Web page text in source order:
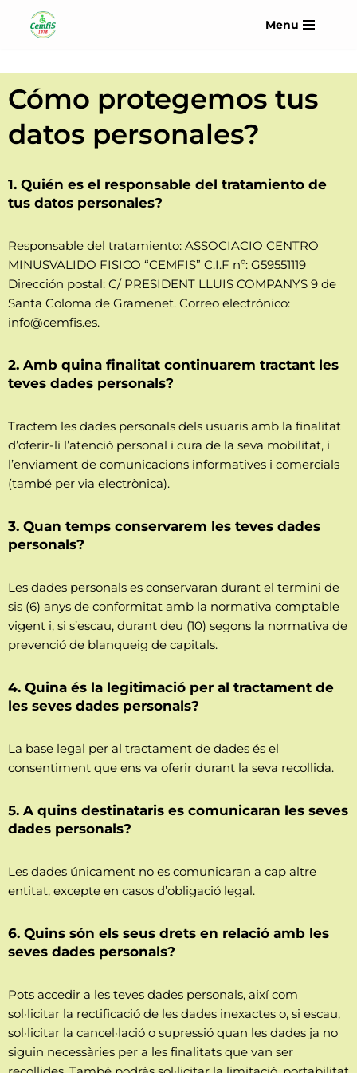
Saltar
Menu
Cómo protegemos tus
datos personales?
1. Quién es el responsable del tratamiento de
tus datos personales?
Responsable del tratamiento: ASSOCIACIO CENTRO
MINUSVALIDO FISICO “CEMFIS” C.I.F nº: G59551119
Dirección postal: C/ PRESIDENT LLUIS COMPANYS 9 de
Santa Coloma de Gramenet. Correo electrónico:
info@cemfis.es.
2. Amb quina finalitat continuarem tractant les
teves dades personals?
Tractem les dades personals dels usuaris amb la finalitat
d’oferir-li l’atenció personal i cura de la seva mobilitat, i
l’enviament de comunicacions informatives i comercials
(també per via electrònica).
3. Quan temps conservarem les teves dades
personals?
Les dades personals es conservaran durant el termini de
sis (6) anys de conformitat amb la normativa comptable
vigent i, si s’escau, durant deu (10) segons la normativa de
prevenció de blanqueig de capitals.
4. Quina és la legitimació per al tractament de
les seves dades personals?
La base legal per al tractament de dades és el
consentiment que ens va oferir durant la seva recollida.
5. A quins destinataris es comunicaran les seves
dades personals?
Les dades únicament no es comunicaran a cap altre
entitat, excepte en casos d’obligació legal.
6. Quins són els seus drets en relació amb les
seves dades personals?
Pots accedir a les teves dades personals, així com
sol·licitar la rectificació de les dades inexactes o, si escau,
sol·licitar la cancel·lació o supressió quan les dades ja no
siguin necessàries per a les finalitats que van ser